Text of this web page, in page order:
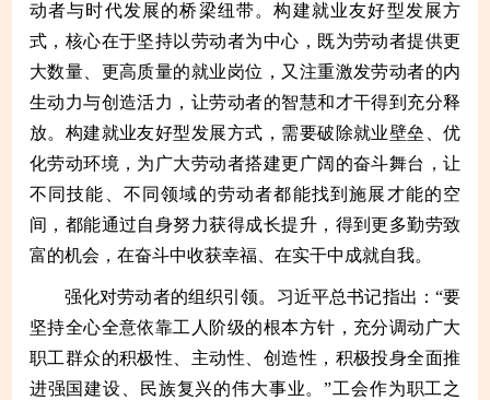
动者与时代发展的桥梁纽带。构建就业友好型发展方
式，核心在于坚持以劳动者为中心，既为劳动者提供更
大数量、更高质量的就业岗位，又注重激发劳动者的内
生动力与创造活力，让劳动者的智慧和才干得到充分释
放。构建就业友好型发展方式，需要破除就业壁垒、优
化劳动环境，为广大劳动者搭建更广阔的奋斗舞台，让
不同技能、不同领域的劳动者都能找到施展才能的空
间，都能通过自身努力获得成长提升，得到更多勤劳致
富的机会，在奋斗中收获幸福、在实干中成就自我。
强化对劳动者的组织引领。习近平总书记指出：“要
坚持全心全意依靠工人阶级的根本方针，充分调动广大
职工群众的积极性、主动性、创造性，积极投身全面推
进强国建设、民族复兴的伟大事业。”工会作为职工之